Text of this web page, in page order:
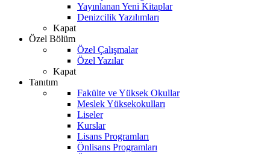
Yayınlanan Yeni Kitaplar
Denizcilik Yazılımları
Kapat
Özel Bölüm
Özel Çalışmalar
Özel Yazılar
Kapat
Tanıtım
Fakülte ve Yüksek Okullar
Meslek Yüksekokulları
Liseler
Kurslar
Lisans Programları
Önlisans Programları